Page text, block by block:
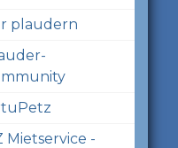
plaudern
Mietservice -